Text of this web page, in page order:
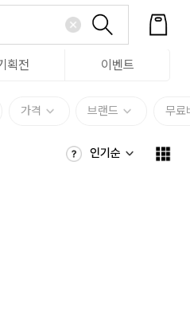
획전 이벤트
가격 브랜드 무료
인기순